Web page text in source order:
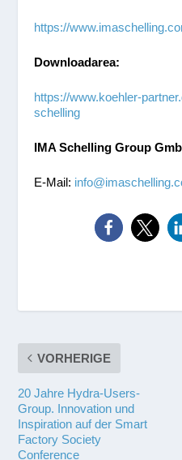
https://
Downloadarea:
https://www.koehler-
schelling
IMA Schelling Group
E-Mail:
VORHERIGE
20 Jahre Hydra-Users-
Group. Innovation und
Inspiration auf der Smart
Factory Society
Conference